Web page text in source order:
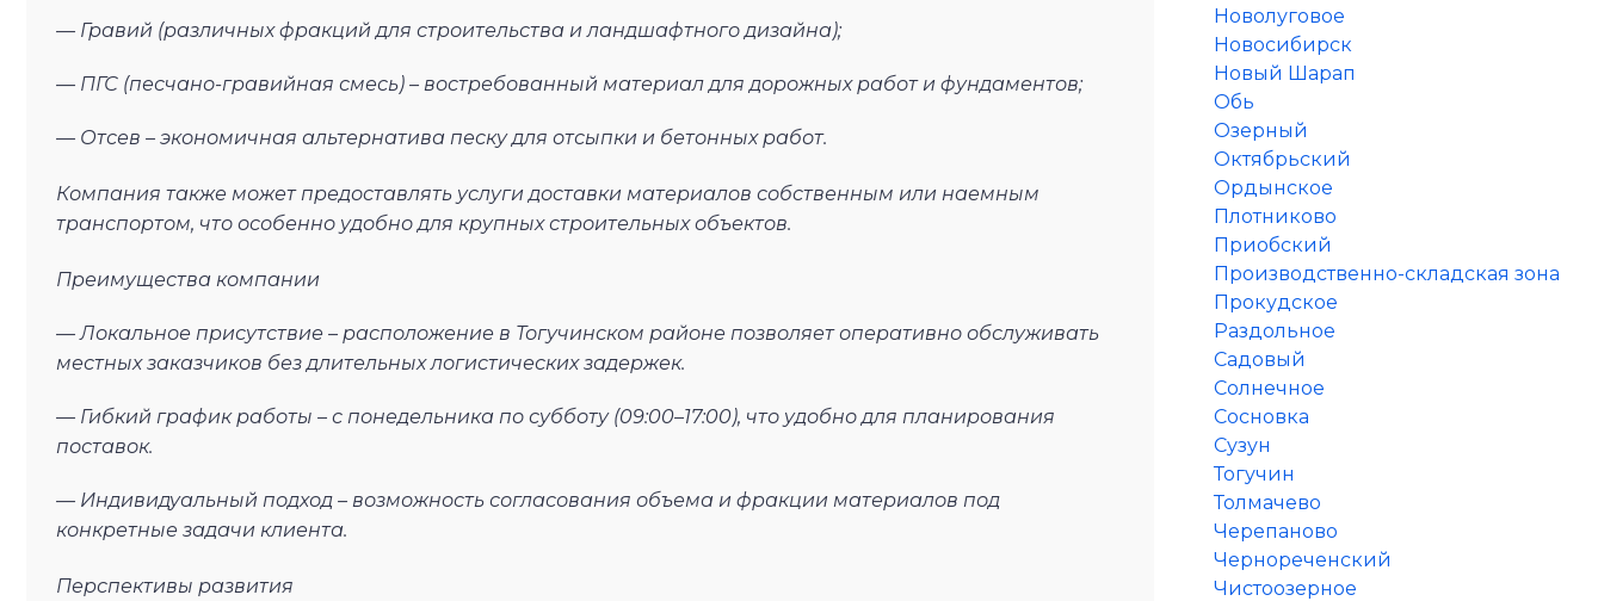
— Гравий (различных фракций для строительства и ландшафтного дизайна);
— ПГС (песчано-гравийная смесь) – востребованный материал для дорожных работ и фундаментов;
— Отсев – экономичная альтернатива песку для отсыпки и бетонных работ.
Компания также может предоставлять услуги доставки материалов собственным или наемным
транспортом, что особенно удобно для крупных строительных объектов.
Преимущества компании
— Локальное присутствие – расположение в Тогучинском районе позволяет оперативно обслуживать
местных заказчиков без длительных логистических задержек.
— Гибкий график работы – с понедельника по субботу (09:00–17:00), что удобно для планирования
поставок.
— Индивидуальный подход – возможность согласования объема и фракции материалов под
конкретные задачи клиента.
Перспективы развития
Новолуговое
Новосибирск
Новый Шарап
Обь
Озерный
Октябрьский
Ордынское
Плотниково
Приобский
Производственно-складская зона
Прокудское
Раздольное
Садовый
Солнечное
Сосновка
Сузун
Тогучин
Толмачево
Черепаново
Чернореченский
Чистоозерное